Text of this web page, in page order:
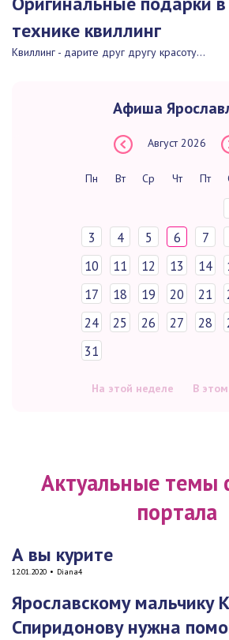
технике квиллинг
Квиллинг - дарите друг другу красоту...
Афиша
Август 2026
Пн Вт Ср Чт Пт
3
4 5 6 7
10
11 12 13 14
17
18 19 20 21
24
25 26 27 28
31
На этой неделе В
Актуальные темы
портала
А вы курите
12.01.2020 • Diana4
Ярославскому мальчику
Спиридонову нужна